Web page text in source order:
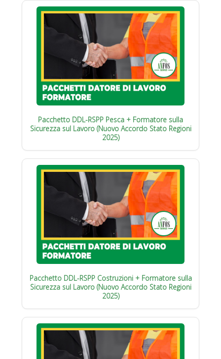
Pacchetto DDL-RSPP Pesca + Formatore sulla
Sicurezza sul Lavoro (Nuovo Accordo Stato Regioni
2025)
Pacchetto DDL-RSPP Costruzioni + Formatore sulla
Sicurezza sul Lavoro (Nuovo Accordo Stato Regioni
2025)